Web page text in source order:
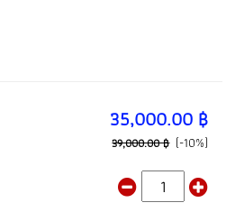
35,000.00 ฿
39,000.00 ฿ (-10%)